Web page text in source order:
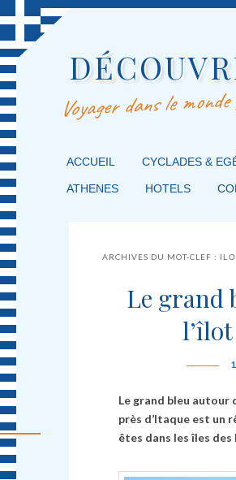
Voyager dans le
MENU PRINCIPAL
MASQUER LA NAVIGATION
MASQUER LA NAVIGATION
ACCUEIL CYCLADES &
ATHENES HOTELS
ARCHIVES DU MOT-CLEF :
Le grand
l’îlot
Le grand bleu autour
près d’Itaque est un
êtes dans les îles des